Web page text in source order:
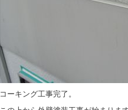
コーキング工事完了。